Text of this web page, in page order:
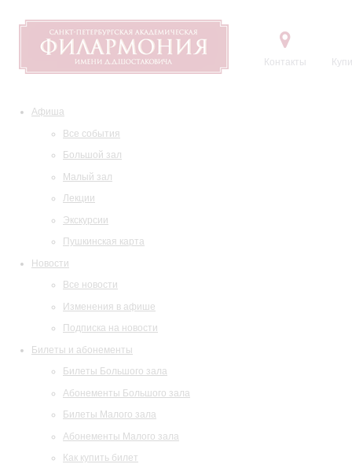
Контакты
Афиша
Все события
Большой зал
Малый зал
Лекции
Экскурсии
Пушкинская карта
Новости
Все новости
Изменения в афише
Подписка на новости
Билеты и абонементы
Билеты Большого зала
Абонементы Большого зала
Билеты Малого зала
Абонементы Малого зала
Как купить билет